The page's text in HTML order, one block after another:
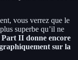
vous verrez que le
superbe qu’il ne
Part II donne encore
sur la